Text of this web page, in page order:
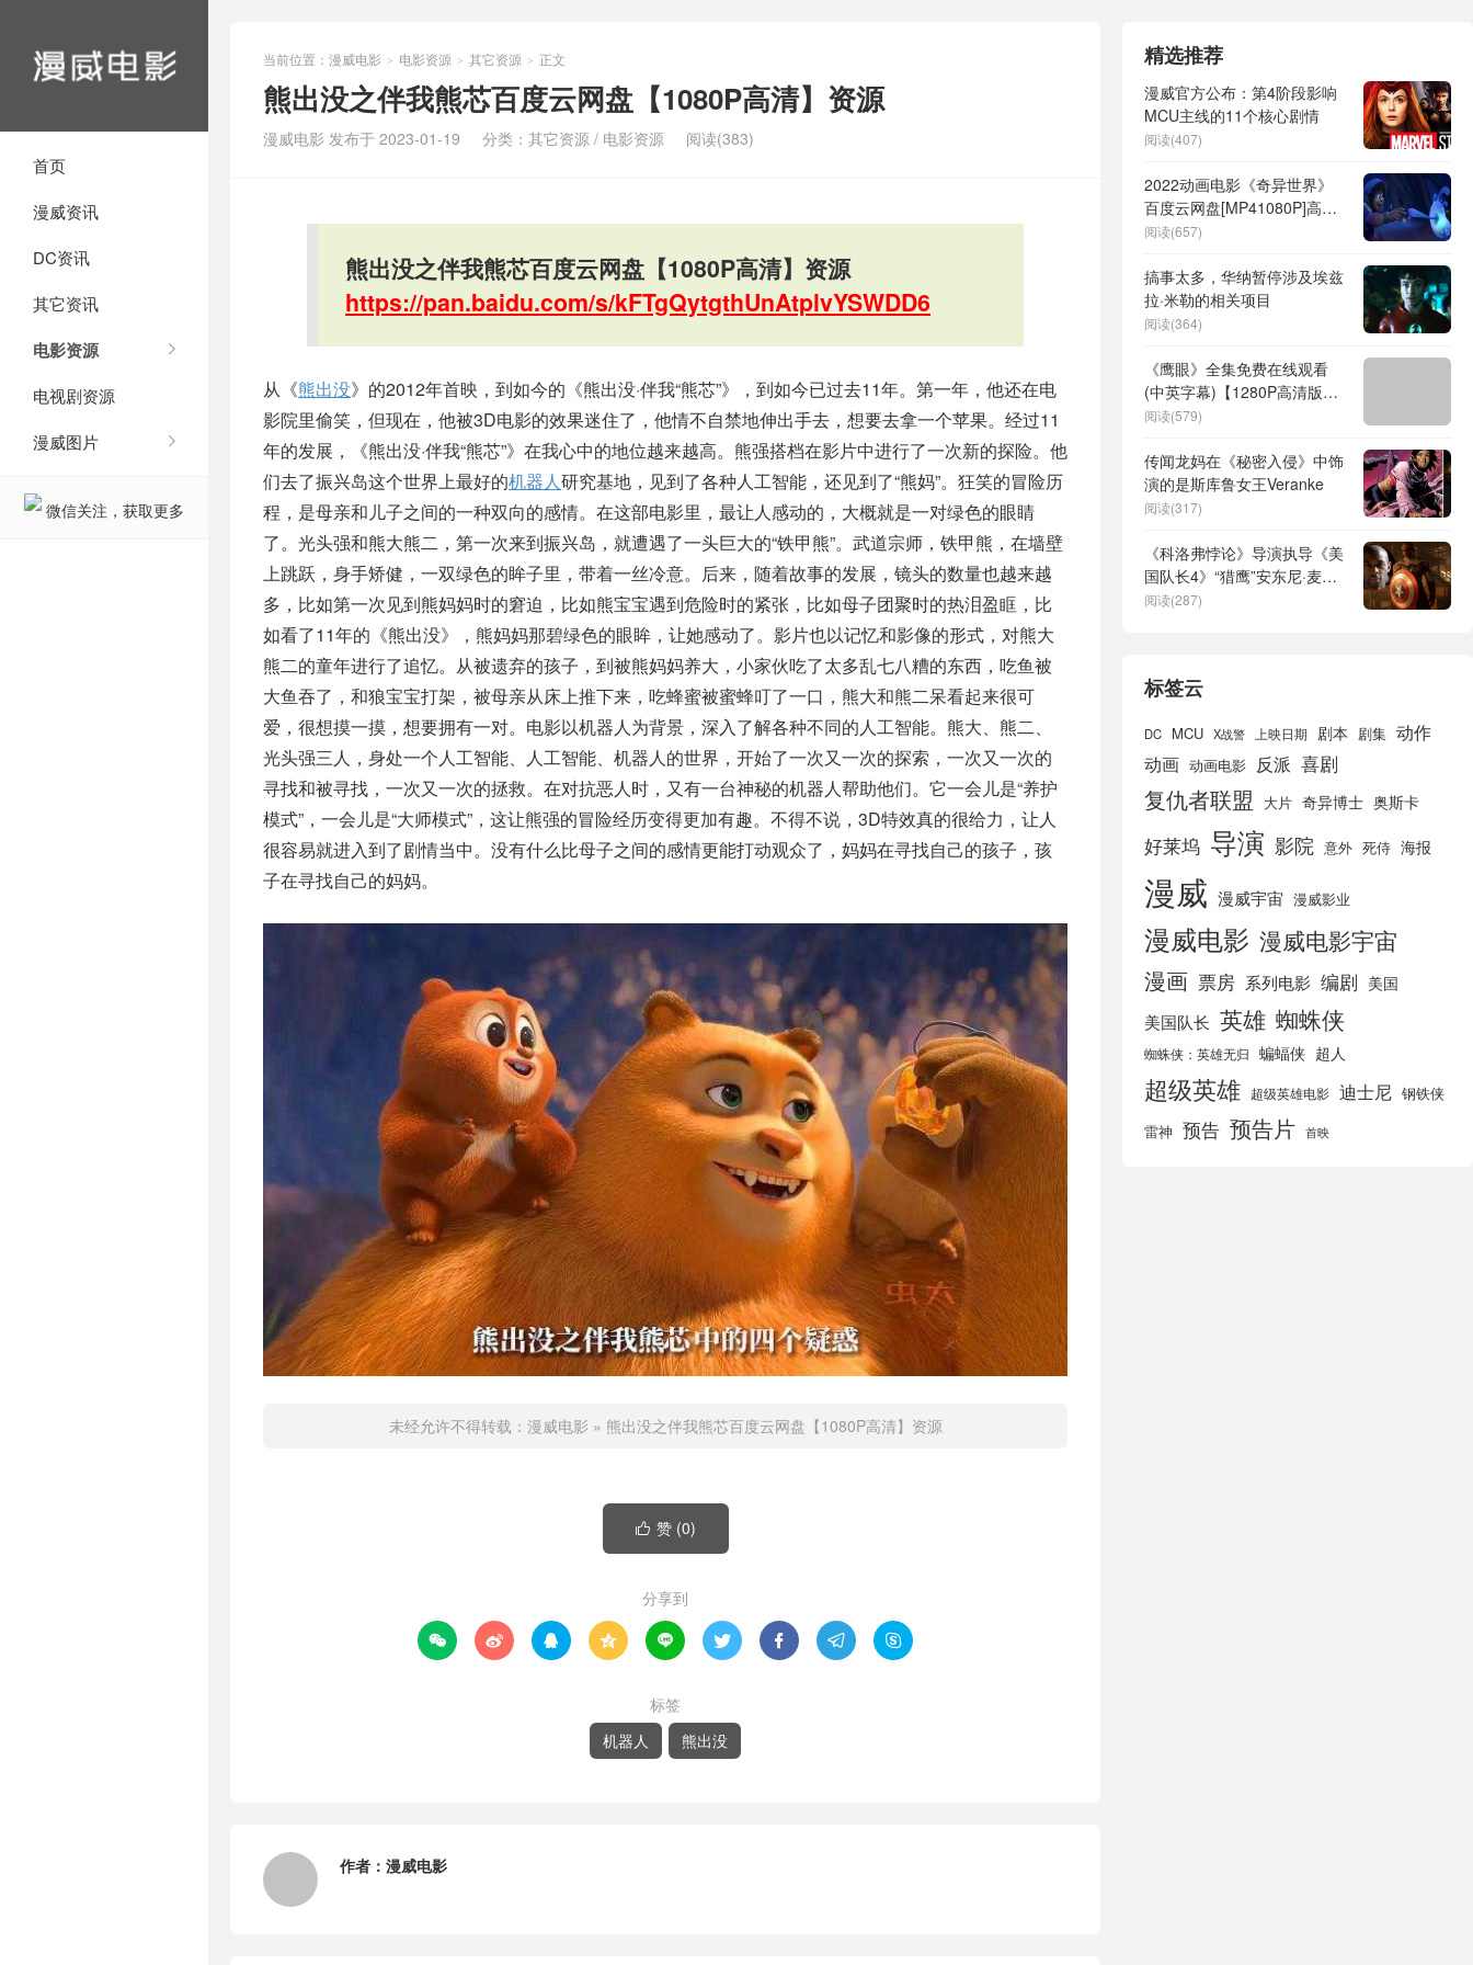
首页
漫威资讯
DC资讯
其它资讯
电影资源
电视剧资源
漫威图片
微信关注，获取更多
当前位置： 漫威电影 > 电影资源 > 其它资源 > 正文
熊出没之伴我熊芯百度云网盘【1080P高清】资源
漫威电影 发布于 2023-01-19 分类： 其它资源 / 电影资源 阅读(383)
熊出没之伴我熊芯百度云网盘【1080P高清】资源
https://pan.baidu.com/s/kFTgQytgthUnAtplvYSWDD6
从《熊出没》的2012年首映，到如今的《熊出没·伴我“熊芯”》，到如今已过去11年。第一年，他还在电
影院里偷笑，但现在，他被3D电影的效果迷住了，他情不自禁地伸出手去，想要去拿一个苹果。经过11
年的发展，《熊出没·伴我“熊芯”》在我心中的地位越来越高。熊强搭档在影片中进行了一次新的探险。他
们去了振兴岛这个世界上最好的机器人研究基地，见到了各种人工智能，还见到了“熊妈”。狂笑的冒险历
程，是母亲和儿子之间的一种双向的感情。在这部电影里，最让人感动的，大概就是一对绿色的眼睛
了。光头强和熊大熊二，第一次来到振兴岛，就遭遇了一头巨大的“铁甲熊”。武道宗师，铁甲熊，在墙壁
上跳跃，身手矫健，一双绿色的眸子里，带着一丝冷意。后来，随着故事的发展，镜头的数量也越来越
多，比如第一次见到熊妈妈时的窘迫，比如熊宝宝遇到危险时的紧张，比如母子团聚时的热泪盈眶，比
如看了11年的《熊出没》，熊妈妈那碧绿色的眼眸，让她感动了。影片也以记忆和影像的形式，对熊大
熊二的童年进行了追忆。从被遗弃的孩子，到被熊妈妈养大，小家伙吃了太多乱七八糟的东西，吃鱼被
大鱼吞了，和狼宝宝打架，被母亲从床上推下来，吃蜂蜜被蜜蜂叮了一口，熊大和熊二呆看起来很可
爱，很想摸一摸，想要拥有一对。电影以机器人为背景，深入了解各种不同的人工智能。熊大、熊二、
光头强三人，身处一个人工智能、人工智能、机器人的世界，开始了一次又一次的探索，一次又一次的
寻找和被寻找，一次又一次的拯救。在对抗恶人时，又有一台神秘的机器人帮助他们。它一会儿是“养护
模式”，一会儿是“大师模式”，这让熊强的冒险经历变得更加有趣。不得不说，3D特效真的很给力，让人
很容易就进入到了剧情当中。没有什么比母子之间的感情更能打动观众了，妈妈在寻找自己的孩子，孩
子在寻找自己的妈妈。
未经允许不得转载： 漫威电影 » 熊出没之伴我熊芯百度云网盘【1080P高清】资源
 赞 (0)
分享到
        
标签
机器人
熊出没
作者： 漫威电影
精选推荐
漫威官方公布：第4阶段影响
MCU主线的11个核心剧情
阅读(407)
2022动画电影《奇异世界》
百度云网盘[MP41080P]高清
资源下载
阅读(657)
搞事太多，华纳暂停涉及埃兹
拉·米勒的相关项目
阅读(364)
《鹰眼》全集免费在线观看
(中英字幕)【1280P高清版】
资源
阅读(579)
传闻龙妈在《秘密入侵》中饰
演的是斯库鲁女王Veranke
阅读(317)
《科洛弗悖论》导演执导《美
国队长4》“猎鹰”安东尼·麦凯
主演
阅读(287)
标签云
DC MCU X战警 上映日期 剧本 剧集 动作
动画 动画电影 反派 喜剧
复仇者联盟 大片 奇异博士 奥斯卡
好莱坞 导演 影院 意外 死侍 海报
漫威 漫威宇宙 漫威影业
漫威电影 漫威电影宇宙
漫画 票房 系列电影 编剧 美国
美国队长 英雄 蜘蛛侠
蜘蛛侠：英雄无归 蝙蝠侠 超人
超级英雄 超级英雄电影 迪士尼 钢铁侠
雷神 预告 预告片 首映